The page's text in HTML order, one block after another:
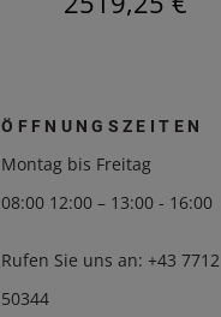
ÖFFNUNGSZEITEN
Montag bis Freitag
08:00 12:00 – 13:00 - 16:00
Rufen Sie uns an:+43 7712
50344